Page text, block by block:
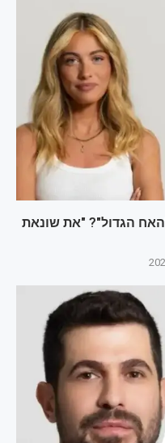
הגדול"? "את שונאת